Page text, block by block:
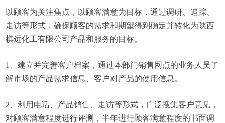
以顾客为关注焦点，以顾客满意为目标，通过调研、追踪、
走访等形式，确保顾客的需求和期望得到确定并转化为陕西
棋远化工有限公司产品和服务的目标。
1、建立并完善客户档案，通过本部门销售网点的业务人员了
解市场的产品需求信息、客户对产品的使用信息。
2、利用电话、产品销售、走访等形式，广泛搜集客户意见，
对顾客满意程度进行评测，半年进行顾客满意程度的书面调